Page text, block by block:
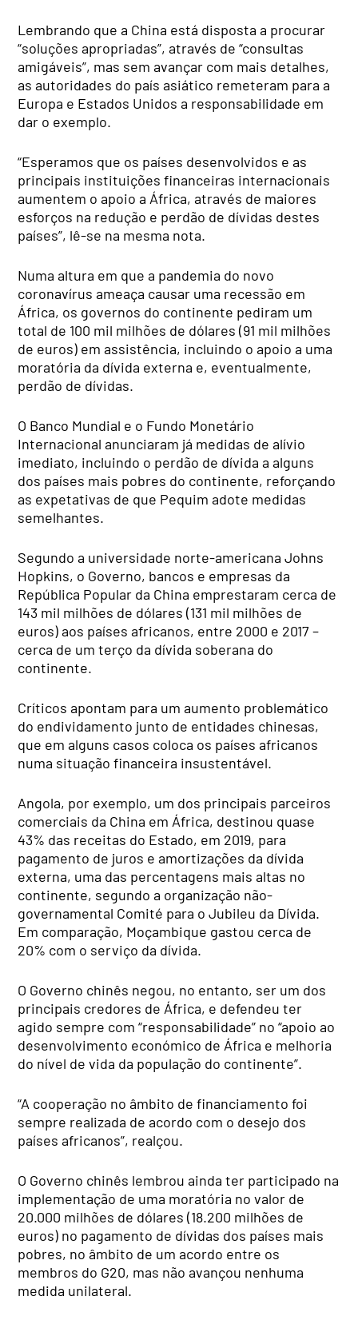
Lembrando que a China está disposta a procurar
“soluções apropriadas”, através de “consultas
amigáveis”, mas sem avançar com mais detalhes,
as autoridades do país asiático remeteram para a
Europa e Estados Unidos a responsabilidade em
dar o exemplo.
“Esperamos que os países desenvolvidos e as
principais instituições financeiras internacionais
aumentem o apoio a África, através de maiores
esforços na redução e perdão de dívidas destes
países”, lê-se na mesma nota.
Numa altura em que a pandemia do novo
coronavírus ameaça causar uma recessão em
África, os governos do continente pediram um
total de 100 mil milhões de dólares (91 mil milhões
de euros) em assistência, incluindo o apoio a uma
moratória da dívida externa e, eventualmente,
perdão de dívidas.
O Banco Mundial e o Fundo Monetário
Internacional anunciaram já medidas de alívio
imediato, incluindo o perdão de dívida a alguns
dos países mais pobres do continente, reforçando
as expetativas de que Pequim adote medidas
semelhantes.
Segundo a universidade norte-americana Johns
Hopkins, o Governo, bancos e empresas da
República Popular da China emprestaram cerca de
143 mil milhões de dólares (131 mil milhões de
euros) aos países africanos, entre 2000 e 2017 –
cerca de um terço da dívida soberana do
continente.
Críticos apontam para um aumento problemático
do endividamento junto de entidades chinesas,
que em alguns casos coloca os países africanos
numa situação financeira insustentável.
Angola, por exemplo, um dos principais parceiros
comerciais da China em África, destinou quase
43% das receitas do Estado, em 2019, para
pagamento de juros e amortizações da dívida
externa, uma das percentagens mais altas no
continente, segundo a organização não-
governamental Comité para o Jubileu da Dívida.
Em comparação, Moçambique gastou cerca de
20% com o serviço da dívida.
O Governo chinês negou, no entanto, ser um dos
principais credores de África, e defendeu ter
agido sempre com “responsabilidade” no “apoio ao
desenvolvimento económico de África e melhoria
do nível de vida da população do continente”.
“A cooperação no âmbito de financiamento foi
sempre realizada de acordo com o desejo dos
países africanos”, realçou.
O Governo chinês lembrou ainda ter participado na
implementação de uma moratória no valor de
20.000 milhões de dólares (18.200 milhões de
euros) no pagamento de dívidas dos países mais
pobres, no âmbito de um acordo entre os
membros do G20, mas não avançou nenhuma
medida unilateral.